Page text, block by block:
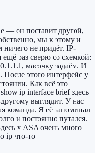
— он поставит другой,
мы к этому и
не придёт. IP-
раз сверю со схемкой:
масочку задаём. И
После этого интерфейс у
Как всё это
ip interface brief здесь
выглядит. У нас
команда. Я её запоминал
и постоянно путался.
у ASA очень много
ip что-то